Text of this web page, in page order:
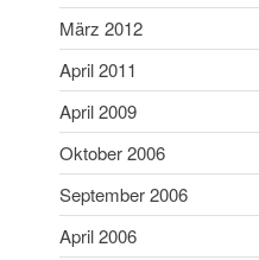
März 2012
April 2011
April 2009
Oktober 2006
September 2006
April 2006